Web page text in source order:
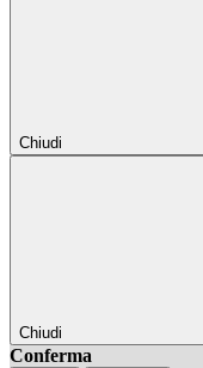
Chiudi
Chiudi
Conferma